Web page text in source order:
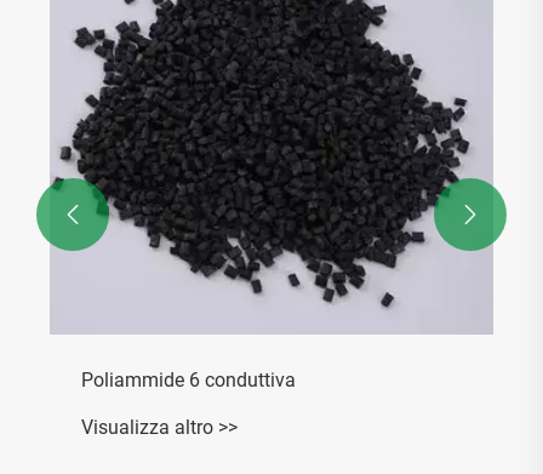
Poliammide 6 conduttiva
Visualizza altro >>
 